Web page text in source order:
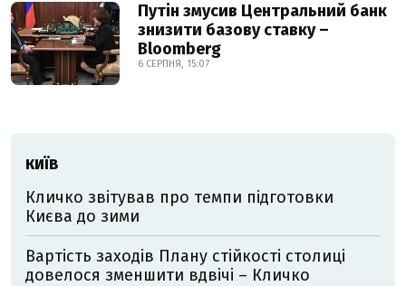
Путін змусив Центральний банк
знизити базову ставку –
Bloomberg
6 СЕРПНЯ, 15:07
КИЇВ
Кличко звітував про темпи підготовки
Києва до зими
Вартість заходів Плану стійкості столиці
довелося зменшити вдвічі – Кличко